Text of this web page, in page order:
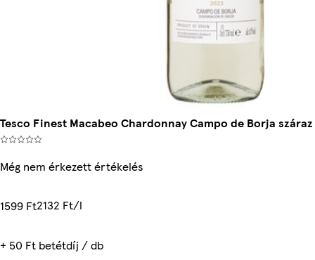
Tesco Finest Macabeo Chardonnay Campo de Borja
Még nem érkezett értékelés
1599 Ft2132 Ft/l
+ 50 Ft betétdíj / db